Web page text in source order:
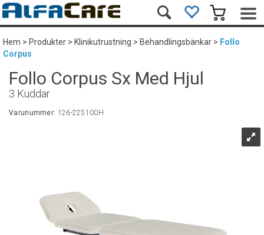
Hem>Produkter>Klinikutrustning>Behandlingsbänkar> Follo
Corpus
Follo Corpus Sx Med Hjul
3 Kuddar
Varunummer: 126-225100H